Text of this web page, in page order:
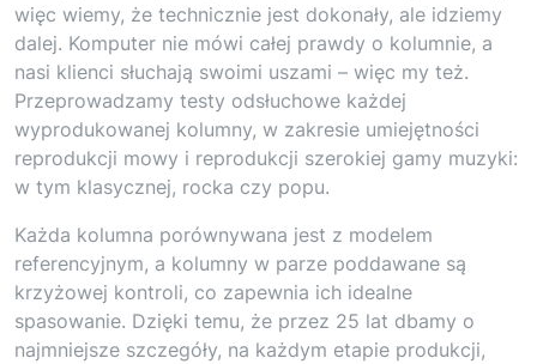
więc wiemy, że technicznie jest dokonały, ale idziemy
dalej. Komputer nie mówi całej prawdy o kolumnie, a
nasi klienci słuchają swoimi uszami – więc my też.
Przeprowadzamy testy odsłuchowe każdej
wyprodukowanej kolumny, w zakresie umiejętności
reprodukcji mowy i reprodukcji szerokiej gamy muzyki:
w tym klasycznej, rocka czy popu.
Każda kolumna porównywana jest z modelem
referencyjnym, a kolumny w parze poddawane są
krzyżowej kontroli, co zapewnia ich idealne
spasowanie. Dzięki temu, że przez 25 lat dbamy o
najmniejsze szczegóły, na każdym etapie produkcji,